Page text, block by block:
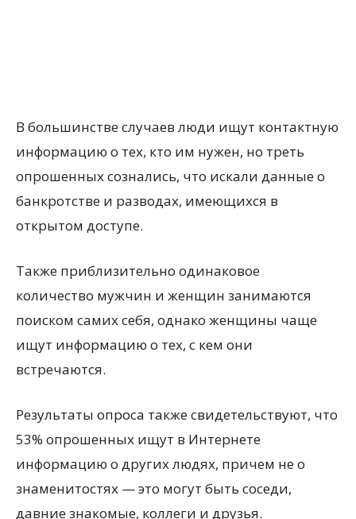
В большинстве случаев люди ищут контактную
информацию о тех, кто им нужен, но треть
опрошенных сознались, что искали данные о
банкротстве и разводах, имеющихся в
открытом доступе.
Также приблизительно одинаковое
количество мужчин и женщин занимаются
поиском самих себя, однако женщины чаще
ищут информацию о тех, с кем они
встречаются.
Результаты опроса также свидетельствуют, что
53% опрошенных ищут в Интернете
информацию о других людях, причем не о
знаменитостях — это могут быть соседи,
давние знакомые, коллеги и друзья.